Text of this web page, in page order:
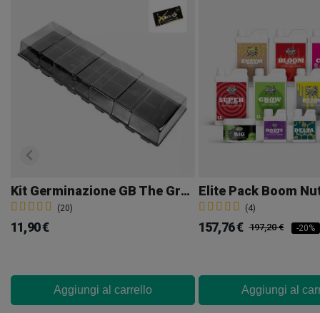
Kit Germinazione GB The Green Brand
(20)
11,90 €
Aggiungi al carrello
Elite Pack Boom
(4)
157,76 € 197,20 € -20%
Aggiungi al